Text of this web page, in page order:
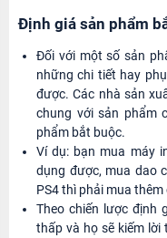
Định giá sản phẩm
Đối với một số sản
những chi tiết hay
được. Các nhà sản
chung với sản phẩm
phẩm bắt buộc.
Ví dụ: bạn mua máy
dụng được, mua dao
PS4 thì phải mua
Theo chiến lược định
thấp và họ sẽ kiếm